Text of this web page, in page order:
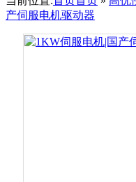
产伺服电机驱动器